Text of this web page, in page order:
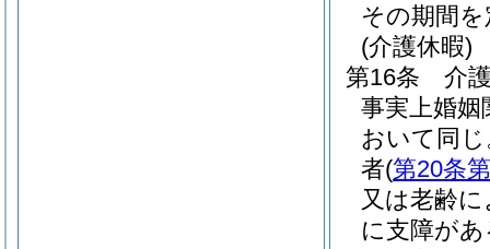
その期間
(介護休暇)
第16条
介
事実上婚
おいて同じ
者(第20条
又は老齢
に支障が